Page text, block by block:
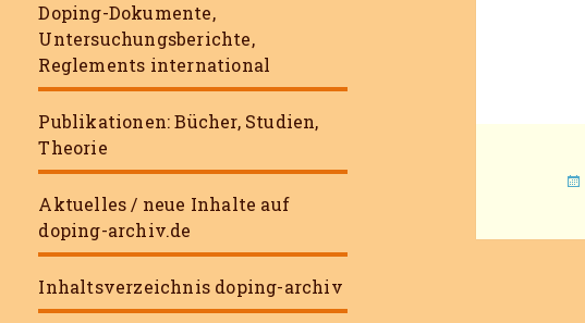
Doping-Dokumente,
Untersuchungsberichte,
Reglements international
Publikationen: Bücher, Studien,
Theorie
Aktuelles / neue Inhalte auf
doping-archiv.de
Inhaltsverzeichnis doping-archiv